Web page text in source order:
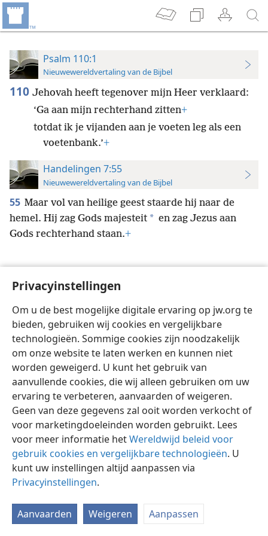
Privacyinstellingen
Om u de best mogelijke digitale ervaring op jw.org te
bieden, gebruiken wij cookies en vergelijkbare
technologieën. Sommige cookies zijn noodzakelijk
om onze website te laten werken en kunnen niet
worden geweigerd. U kunt het gebruik van
aanvullende cookies, die wij alleen gebruiken om uw
ervaring te verbeteren, aanvaarden of weigeren.
Geen van deze gegevens zal ooit worden verkocht of
voor marketingdoeleinden worden gebruikt. Lees
voor meer informatie hetWereldwijd beleid voor
gebruik cookies en vergelijkbare technologieën. U
kunt uw instellingen altijd aanpassen via
Privacyinstellingen.
Aanvaarden Weigeren Aanpassen
Psalm 110:1
Nieuwewereldvertaling van de Bijbel
110 Jehovah heeft tegenover mijn Heer verklaard:
‘Ga aan mijn rechterhand zitten+
totdat ik je vijanden aan je voeten leg als een
voetenbank.’+
Handelingen 7:55
Nieuwewereldvertaling van de Bijbel
55 Maar vol van heilige geest staarde hij naar de
hemel. Hij zag Gods majesteit * en zag Jezus aan
Gods rechterhand staan.+
Nederlands Instellingen
Copyright © 2026 Watch Tower Bible and Tract Society of Pennsylvania
Gebruiksvoorwaarden Privacybeleid
JW.ORG
Inloggen